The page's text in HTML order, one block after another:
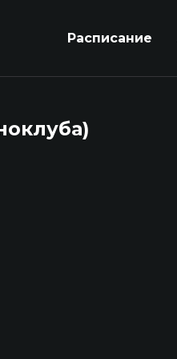
Расписание